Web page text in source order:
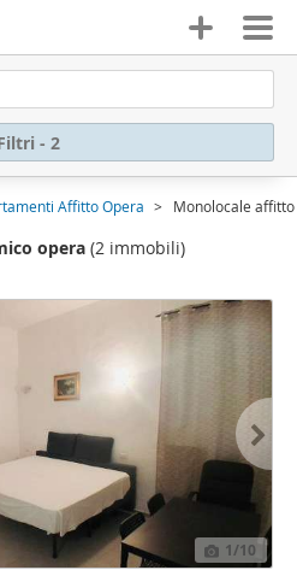
- 2
Affitto Opera Monolocale
opera (2 immobili)
1/10